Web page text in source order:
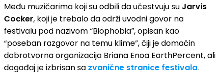
Među muzičarima koji su odbili da učestvuju su Jarvis
Cocker, koji je trebalo da održi uvodni govor na
festivalu pod nazivom “Biophobia”, opisan kao
“poseban razgovor na temu klime”, čiji je domaćin
dobrotvorna organizacija Briana Enoa EarthPercent, ali
događaj je izbrisan sa zvanične stranice festivala.